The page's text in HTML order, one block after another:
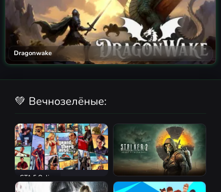
Dragonwake
💚 Вечнозелёные:
GTA 5 Online
S.T.A.L.K.E.R. 2: Heart of